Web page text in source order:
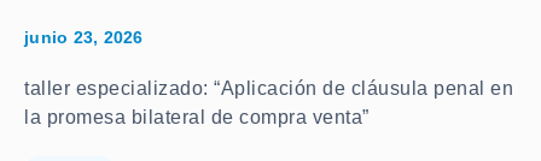
junio 23, 2026
taller especializado: “Aplicación de cláusula penal en
la promesa bilateral de compra venta”